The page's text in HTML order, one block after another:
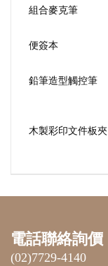
組合麥克筆
便簽本
鉛筆造型觸控筆
木製彩印文件板夾
電話聯絡詢價
(02)7729-4140